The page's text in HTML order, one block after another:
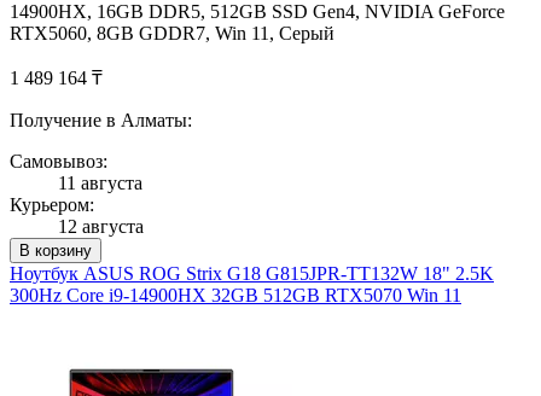
14900HX, 16GB DDR5, 512GB SSD Gen4, NVIDIA GeForce
RTX5060, 8GB GDDR7, Win 11, Серый
1 489 164 ₸
Получение в Алматы:
Самовывоз:
11 августа
Курьером:
12 августа
В корзину
Ноутбук ASUS ROG Strix G18 G815JPR-TT132W 18" 2.5K
300Hz Core i9-14900HX 32GB 512GB RTX5070 Win 11